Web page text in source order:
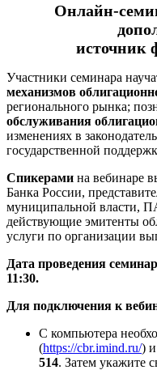
Онлайн-
источник
Участники семинара
механизмов
регионального рынка;
обслуживания
изменениях в
государственной
Спикерами на вебинаре
Банка России,
муниципальной власти,
действующие эмитенты
услуги по организации
Дата проведения
11:30.
Для подключения к
С компьютера
(https://cbr.imind.ru/)
514. Затем укажите